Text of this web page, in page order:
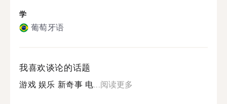
学
葡萄牙语
我喜欢谈论的话题
游戏 娱乐 新奇事 电...阅读更多